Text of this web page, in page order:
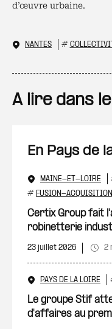
d’œuvre urbaine.
NANTES #
A lire dans
En Pays de
MAINE-ET-LOIRE
# FUSION-ACQUISITION
Certix Group fait
robinetterie
23 juillet 2026 2
PAYS DE LA LOIRE
Le groupe Stif
d'affaires au